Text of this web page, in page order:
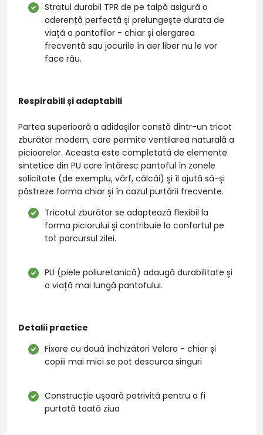
Stratul durabil TPR de pe talpă asigură o
aderență perfectă și prelungește durata de
viață a pantofilor - chiar și alergarea
frecventă sau jocurile în aer liber nu le vor
face rău.
Respirabili și adaptabili
Partea superioară a adidașilor constă dintr-un tricot
zburător modern, care permite ventilarea naturală a
picioarelor. Aceasta este completată de elemente
sintetice din PU care întăresc pantoful în zonele
solicitate (de exemplu, vârf, călcâi) și îl ajută să-și
păstreze forma chiar și în cazul purtării frecvente.
Tricotul zburător se adaptează flexibil la
forma piciorului și contribuie la confortul pe
tot parcursul zilei.
PU (piele poliuretanică) adaugă durabilitate și
o viață mai lungă pantofului.
Detalii practice
Fixare cu două închizători Velcro - chiar și
copiii mai mici se pot descurca singuri
Construcție ușoară potrivită pentru a fi
purtată toată ziua